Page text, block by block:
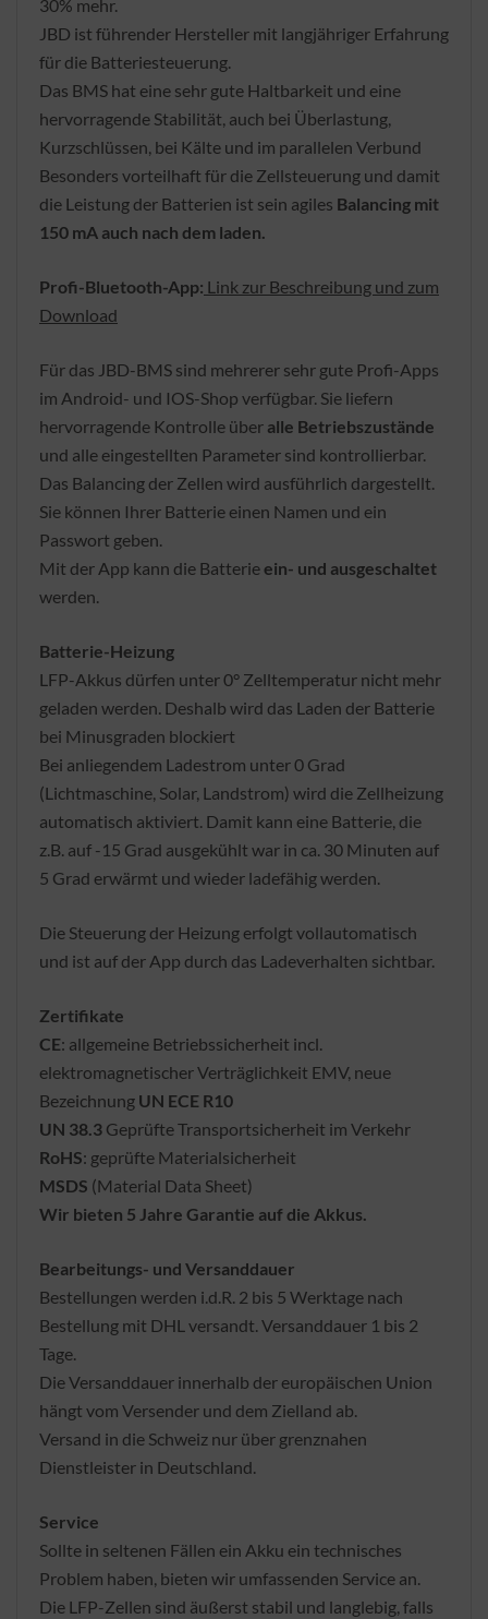
30% mehr.
JBD ist führender Hersteller mit langjähriger Erfahrung
für die Batteriesteuerung.
Das BMS hat eine sehr gute Haltbarkeit und eine
hervorragende Stabilität, auch bei Überlastung,
Kurzschlüssen, bei Kälte und im parallelen Verbund
Besonders vorteilhaft für die Zellsteuerung und damit
die Leistung der Batterien ist sein agiles Balancing mit
150 mA auch nach dem laden.
Profi-Bluetooth-App: Link zur Beschreibung und zum
Download
Für das JBD-BMS sind mehrerer sehr gute Profi-Apps
im Android- und IOS-Shop verfügbar. Sie liefern
hervorragende Kontrolle über alle Betriebszustände
und alle eingestellten Parameter sind kontrollierbar.
Das Balancing der Zellen wird ausführlich dargestellt.
Sie können Ihrer Batterie einen Namen und ein
Passwort geben.
Mit der App kann die Batterieein- und ausgeschaltet
werden.
Batterie-Heizung
LFP-Akkus dürfen unter 0° Zelltemperatur nicht mehr
geladen werden. Deshalb wird das Laden der Batterie
bei Minusgraden blockiert
Bei anliegendem Ladestrom unter 0 Grad
(Lichtmaschine, Solar, Landstrom) wird die Zellheizung
automatisch aktiviert. Damit kann eine Batterie, die
z.B. auf -15 Grad ausgekühlt war in ca. 30 Minuten auf
5 Grad erwärmt und wieder ladefähig werden.
Die Steuerung der Heizung erfolgt vollautomatisch
und ist auf der App durch das Ladeverhalten sichtbar.
Zertifikate
CE: allgemeine Betriebssicherheit incl.
elektromagnetischer Verträglichkeit EMV, neue
Bezeichnung UN ECE R10
UN 38.3 Geprüfte Transportsicherheit im Verkehr
RoHS: geprüfte Materialsicherheit
MSDS (Material Data Sheet)
Wir bieten 5 Jahre Garantie auf die Akkus.
Bearbeitungs- und Versanddauer
Bestellungen werden i.d.R. 2 bis 5 Werktage nach
Bestellung mit DHL versandt. Versanddauer 1 bis 2
Tage.
Die Versanddauer innerhalb der europäischen Union
hängt vom Versender und dem Zielland ab.
Versand in die Schweiz nur über grenznahen
Dienstleister in Deutschland.
Service
Sollte in seltenen Fällen ein Akku ein technisches
Problem haben, bieten wir umfassenden Service an.
Die LFP-Zellen sind äußerst stabil und langlebig, falls